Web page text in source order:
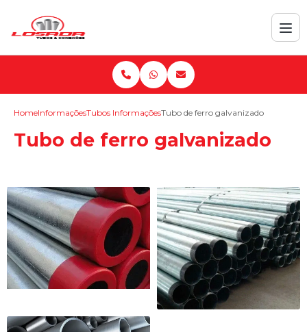
HomeInformaçõesTubos InformaçõesTubo de ferro galvanizado
Tubo de ferro galvanizado